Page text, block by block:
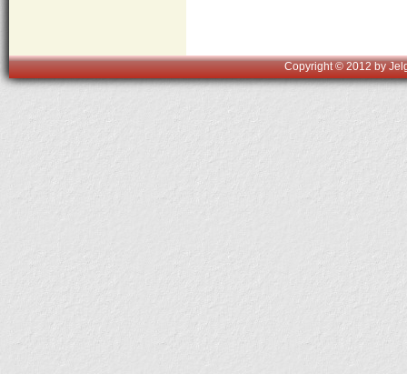
Copyright © 2012 by